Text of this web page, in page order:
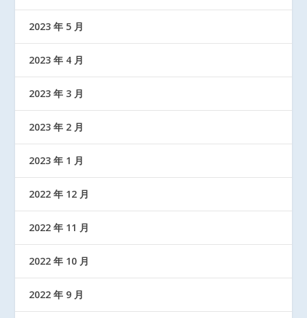
2023 年 5 月
2023 年 4 月
2023 年 3 月
2023 年 2 月
2023 年 1 月
2022 年 12 月
2022 年 11 月
2022 年 10 月
2022 年 9 月